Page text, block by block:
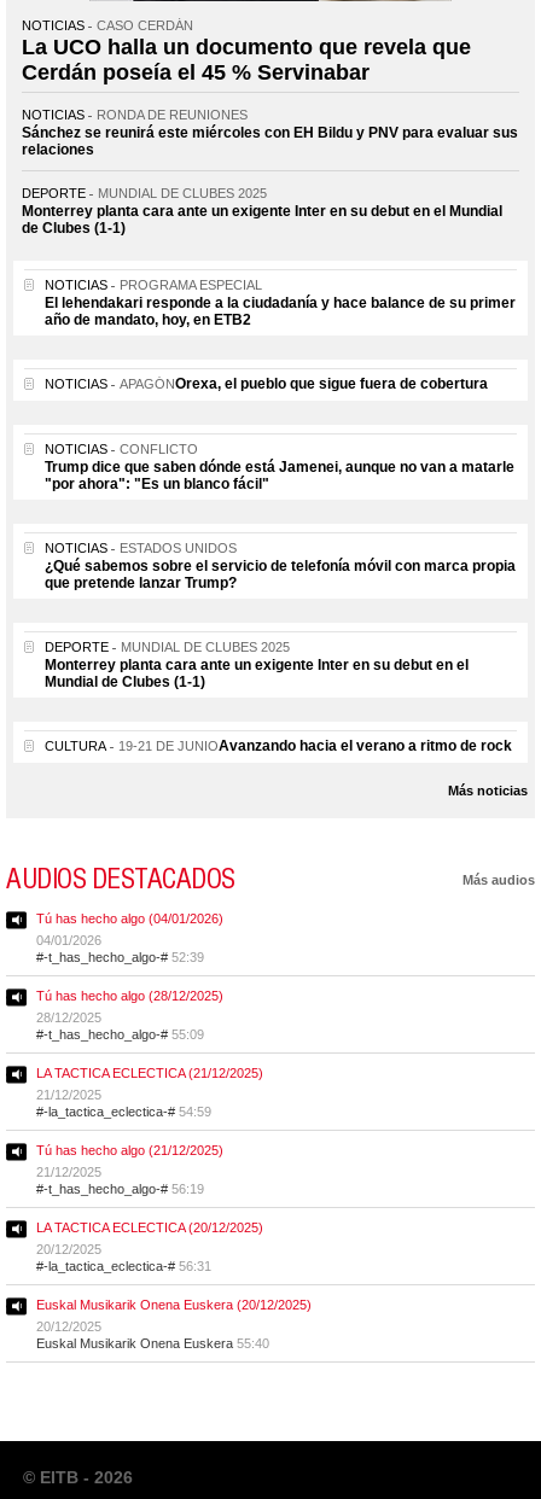
NOTICIAS CASO CERDÁN
La UCO halla un documento que revela que
Cerdán poseía el 45 % Servinabar
NOTICIAS RONDA DE REUNIONES
Sánchez se reunirá este miércoles con EH Bildu y PNV para evaluar sus
relaciones
DEPORTE MUNDIAL DE CLUBES 2025
Monterrey planta cara ante un exigente Inter en su debut en el Mundial
de Clubes (1-1)
NOTICIAS PROGRAMA ESPECIAL
El lehendakari responde a la ciudadanía y hace balance de su primer
año de mandato, hoy, en ETB2
NOTICIAS APAGÓNOrexa, el pueblo que sigue fuera de cobertura
NOTICIAS CONFLICTO
Trump dice que saben dónde está Jamenei, aunque no van a matarle
"por ahora": "Es un blanco fácil"
NOTICIAS ESTADOS UNIDOS
¿Qué sabemos sobre el servicio de telefonía móvil con marca propia
que pretende lanzar Trump?
DEPORTE MUNDIAL DE CLUBES 2025
Monterrey planta cara ante un exigente Inter en su debut en el
Mundial de Clubes (1-1)
CULTURA 19-21 DE JUNIOAvanzando hacia el verano a ritmo de rock
Más noticias
AUDIOS DESTACADOS Más audios
Tú has hecho algo (04/01/2026)
04/01/2026
#-t_has_hecho_algo-# 52:39
Tú has hecho algo (28/12/2025)
28/12/2025
#-t_has_hecho_algo-# 55:09
LA TACTICA ECLECTICA (21/12/2025)
21/12/2025
#-la_tactica_eclectica-# 54:59
Tú has hecho algo (21/12/2025)
21/12/2025
#-t_has_hecho_algo-# 56:19
LA TACTICA ECLECTICA (20/12/2025)
20/12/2025
#-la_tactica_eclectica-# 56:31
Euskal Musikarik Onena Euskera (20/12/2025)
20/12/2025
Euskal Musikarik Onena Euskera 55:40
© EITB - 2026